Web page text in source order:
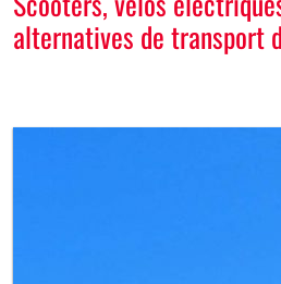
alternatives de transport